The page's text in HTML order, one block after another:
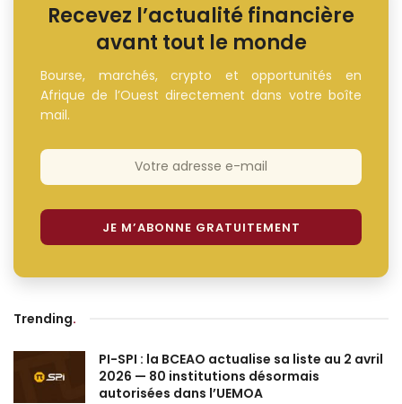
Recevez l’actualité financière
avant tout le monde
Bourse, marchés, crypto et opportunités en
Afrique de l’Ouest directement dans votre boîte
mail.
Trending.
PI-SPI : la BCEAO actualise sa liste au 2 avril
2026 — 80 institutions désormais
autorisées dans l’UEMOA